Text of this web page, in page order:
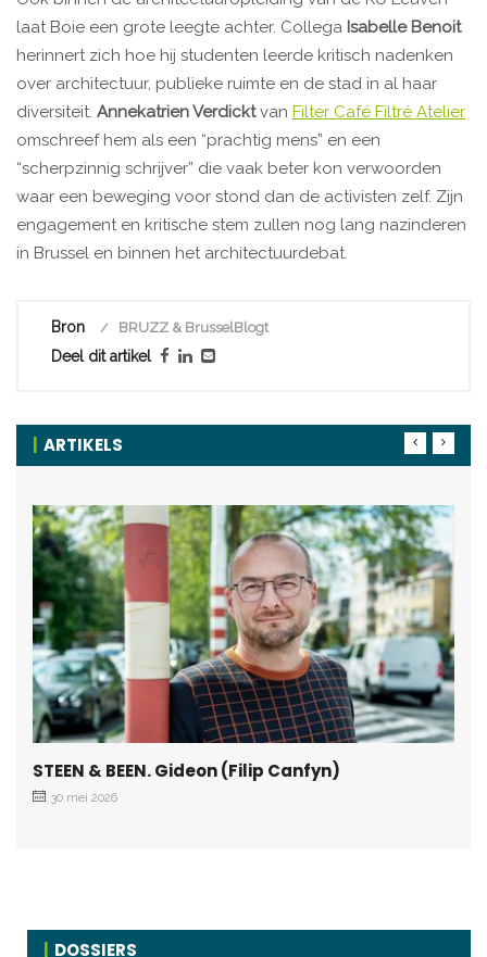
laat Boie een grote leegte achter. Collega Isabelle Benoit
herinnert zich hoe hij studenten leerde kritisch nadenken
over architectuur, publieke ruimte en de stad in al haar
diversiteit. Annekatrien Verdicktvan Filter Café Filtré Atelier
omschreef hem als een “prachtig mens” en een
“scherpzinnig schrijver” die vaak beter kon verwoorden
waar een beweging voor stond dan de activisten zelf. Zijn
engagement en kritische stem zullen nog lang nazinderen
in Brussel en binnen het architectuurdebat.
Bron BRUZZ & BrusselBlogt
Deel dit artikel
ARTIKELS
STEEN & BEEN. Gideon (Filip Canfyn)
30 mei 2026
DOSSIERS